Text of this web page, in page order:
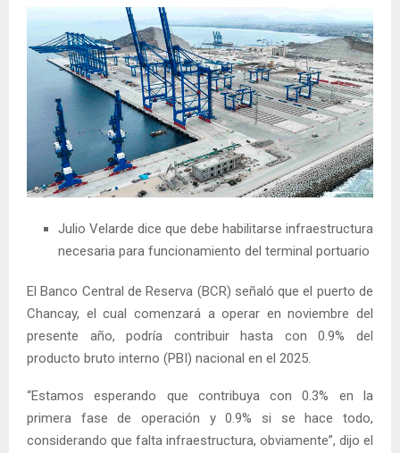
Julio Velarde dice que debe habilitarse infraestructura
necesaria para funcionamiento del terminal portuario
El Banco Central de Reserva (BCR) señaló que el puerto de
Chancay, el cual comenzará a operar en noviembre del
presente año, podría contribuir hasta con 0.9% del
producto bruto interno (PBI) nacional en el 2025.
“Estamos esperando que contribuya con 0.3% en la
primera fase de operación y 0.9% si se hace todo,
considerando que falta infraestructura, obviamente”, dijo el